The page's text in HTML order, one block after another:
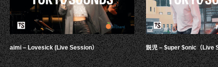
aimi – Lovesick (Live Session） 鋭児 – $uper $onic（Live